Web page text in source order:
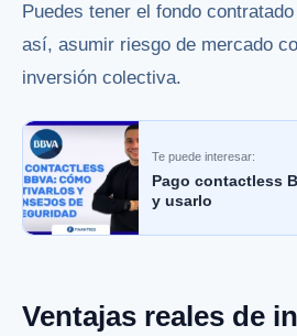
Puedes tener el fondo
así, asumir riesgo de mercado
inversión colectiva.
Te puede interesar:
Pago contactless
y usarlo
Ventajas reales de